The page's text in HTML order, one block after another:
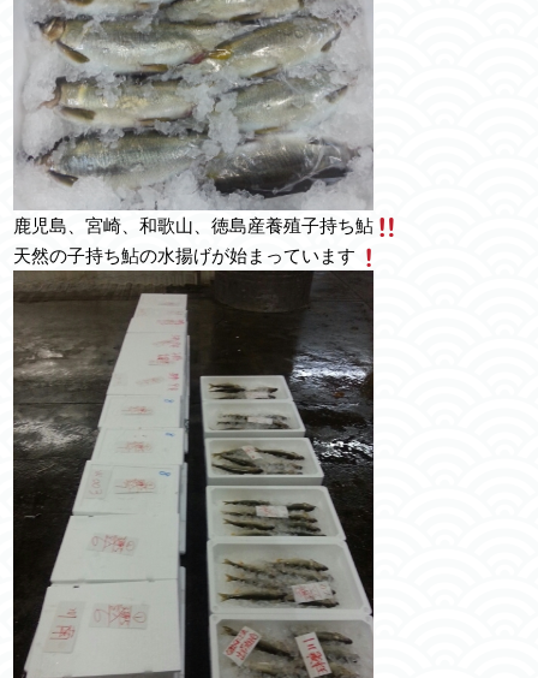
鹿児島、宮崎、和歌山、徳島産養殖子持ち鮎
天然の子持ち鮎の水揚げが始まっています